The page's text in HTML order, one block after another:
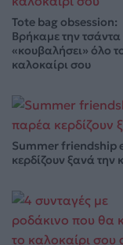
Tote bag obsession:
Βρήκαμε την
«κουβαλήσει» όλο
καλοκαίρι σου
Summer friendship
κερδίζουν ξανά την